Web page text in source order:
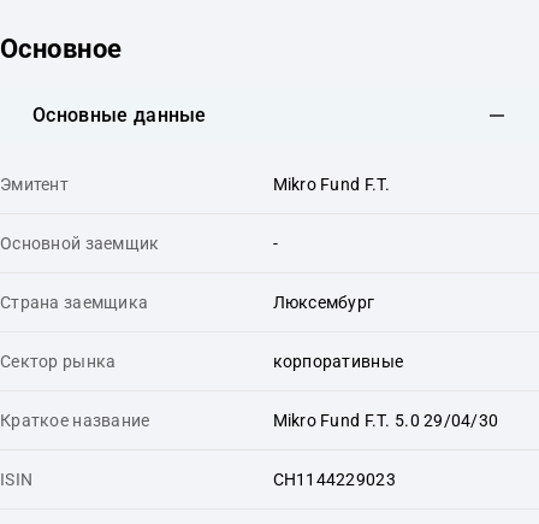
Основное
Основные данные
Эмитент Mikro Fund F.T.
Основной заемщик -
Страна заемщика Люксембург
Сектор рынка корпоративные
Краткое название Mikro Fund F.T. 5.0 29/04/30
ISIN CH1144229023